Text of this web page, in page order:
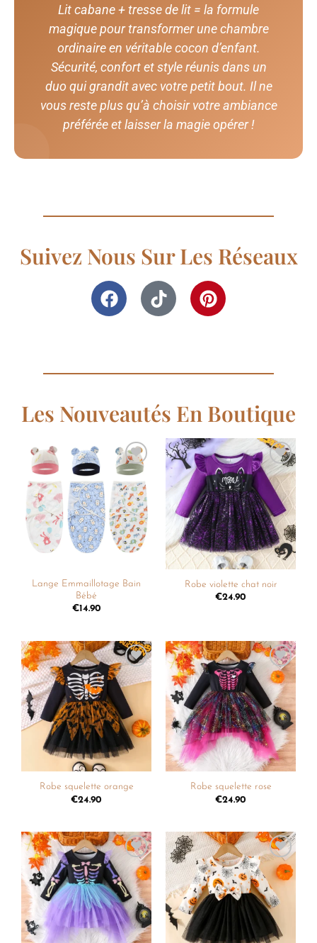
Lit cabane + tresse de lit = la formule
magique pour transformer une chambre
ordinaire en véritable cocon d’enfant.
Sécurité, confort et style réunis dans un
duo qui grandit avec votre petit bout. Il ne
vous reste plus qu’à choisir votre ambiance
préférée et laisser la magie opérer !
Suivez Nous Sur Les Réseaux
Les Nouveautés En Boutique
Ajouter
à la
liste de
souhaits
Lange Emmaillotage Bain
Bébé
€14.90
Ajouter
à la
liste de
souhaits
Robe violette chat noir
€24.90
Ajouter
à la
liste de
souhaits
Robe squelette orange
€24.90
Ajouter
à la
liste de
souhaits
Robe squelette rose
€24.90
Ajouter
à la
liste de
souhaits
Ajouter
à la
liste de
souhaits